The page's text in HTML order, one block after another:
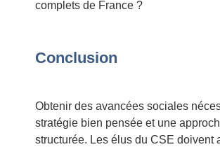
complets de France ?
Conclusion
Obtenir des avancées sociales
stratégie bien pensée et une
structurée. Les élus du CSE doivent